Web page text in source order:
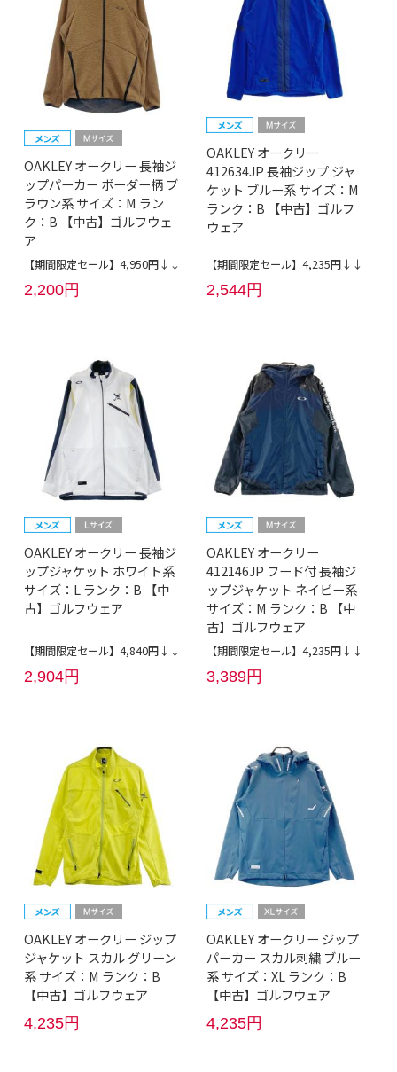
OAKLEY オークリー 長袖ジ
ップパーカー ボーダー柄 ブ
ラウン系 サイズ：M ラン
ク：B 【中古】ゴルフウェ
ア
【期間限定セール】4,950円↓↓
2,200円
OAKLEY オークリー
412634JP 長袖ジップ ジャ
ケット ブルー系 サイズ：M
ランク：B 【中古】ゴルフ
ウェア
【期間限定セール】4,235円↓↓
2,544円
OAKLEY オークリー 長袖ジ
ップジャケット ホワイト系
サイズ：L ランク：B 【中
古】ゴルフウェア
【期間限定セール】4,840円↓↓
2,904円
OAKLEY オークリー
412146JP フード付 長袖ジ
ップジャケット ネイビー系
サイズ：M ランク：B 【中
古】ゴルフウェア
【期間限定セール】4,235円↓↓
3,389円
OAKLEY オークリー ジップ
ジャケット スカル グリーン
系 サイズ：M ランク：B
【中古】ゴルフウェア
4,235円
OAKLEY オークリー ジップ
パーカー スカル刺繍 ブルー
系 サイズ：XL ランク：B
【中古】ゴルフウェア
4,235円